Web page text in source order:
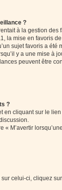
?
à la gestion des
la mise en favoris
sujet favoris a été
y a une mise à
peuvent être
?
en cliquant sur le
M’avertir
celui-ci, cliquez